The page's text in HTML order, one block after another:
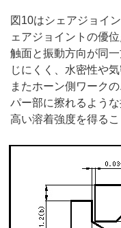
図10はシェアジョイ
ェアジョイントの優
触面と振動方向が同
じにくく、水密性や
またホーン側ワーク
パー部に擦れるよう
高い溶着強度を得るこ